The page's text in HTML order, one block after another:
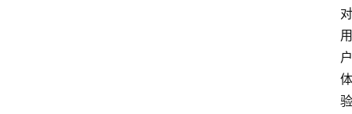
对
用
户
体
验